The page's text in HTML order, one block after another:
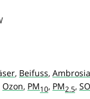
, Beifuss, Ambrosia
Ozon, PM10, PM2.5, SO